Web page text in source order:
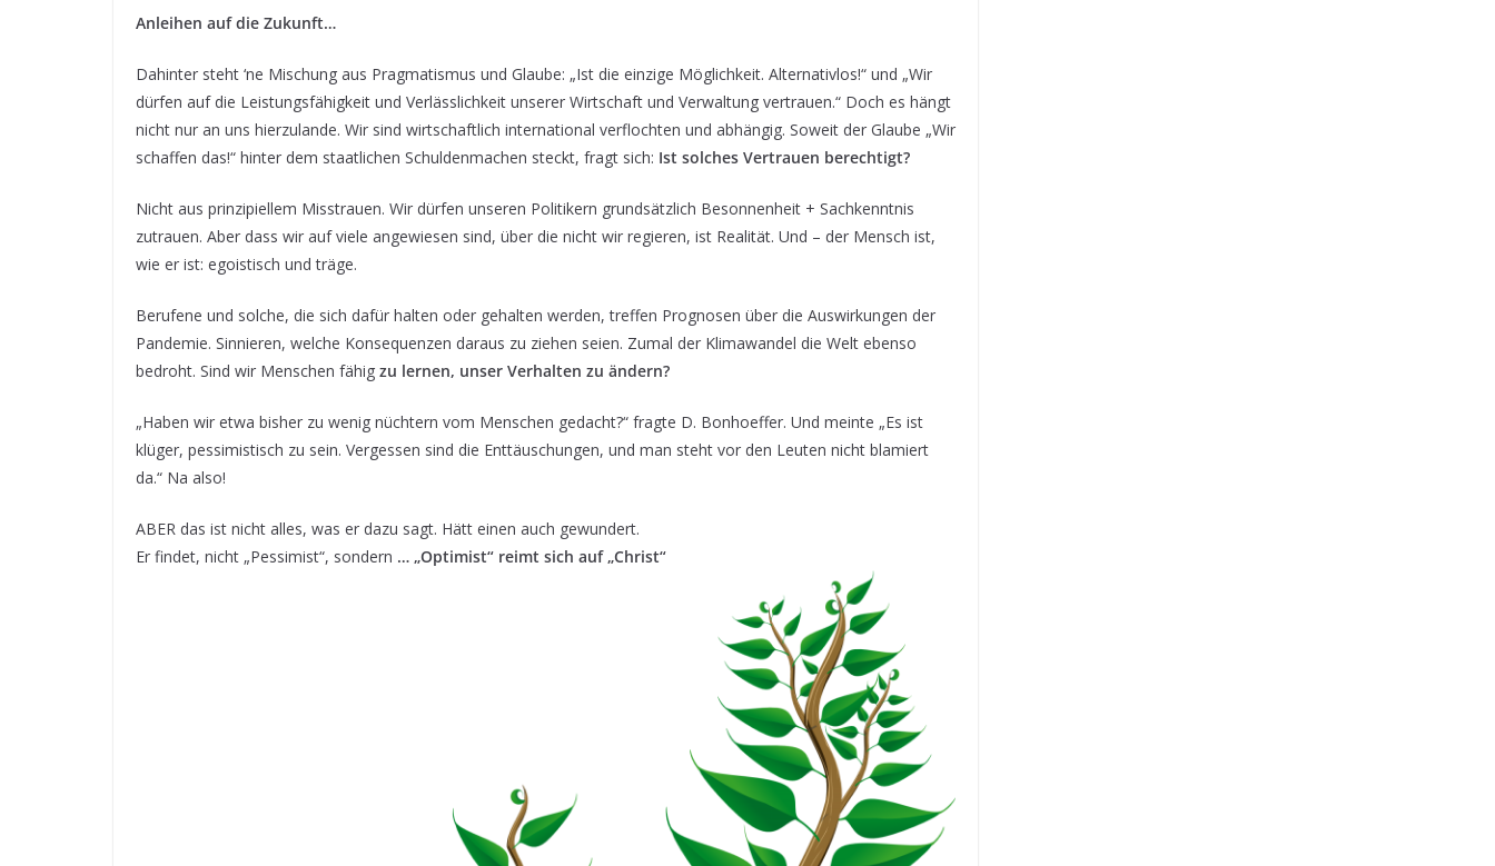
Anleihen auf die Zukunft…
Dahinter steht ‘ne Mischung aus Pragmatismus und Glaube: „Ist die einzige Möglichkeit. Alternativlos!“ und „Wir
dürfen auf die Leistungsfähigkeit und Verlässlichkeit unserer Wirtschaft und Verwaltung vertrauen.“ Doch es hängt
nicht nur an uns hierzulande. Wir sind wirtschaftlich international verflochten und abhängig. Soweit der Glaube „Wir
schaffen das!“ hinter dem staatlichen Schuldenmachen steckt, fragt sich: Ist solches Vertrauen berechtigt?
Nicht aus prinzipiellem Misstrauen. Wir dürfen unseren Politikern grundsätzlich Besonnenheit + Sachkenntnis
zutrauen. Aber dass wir auf viele angewiesen sind, über die nicht wir regieren, ist Realität. Und – der Mensch ist,
wie er ist: egoistisch und träge.
Berufene und solche, die sich dafür halten oder gehalten werden, treffen Prognosen über die Auswirkungen der
Pandemie. Sinnieren, welche Konsequenzen daraus zu ziehen seien. Zumal der Klimawandel die Welt ebenso
bedroht. Sind wir Menschen fähig zu lernen, unser Verhalten zu ändern?
„Haben wir etwa bisher zu wenig nüchtern vom Menschen gedacht?“ fragte D. Bonhoeffer. Und meinte „Es ist
klüger, pessimistisch zu sein. Vergessen sind die Enttäuschungen, und man steht vor den Leuten nicht blamiert
da.“ Na also!
ABER das ist nicht alles, was er dazu sagt. Hätt einen auch gewundert.
Er findet, nicht „Pessimist“, sondern … „Optimist“ reimt sich auf „Christ“